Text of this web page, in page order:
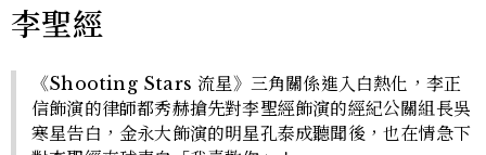
李聖經
《Shooting Stars 流星》三角關係進入白熱化，李正
信飾演的律師都秀赫搶先對李聖經飾演的經紀公關組長吳
寒星告白，金永大飾演的明星孔泰成聽聞後，也在情急下